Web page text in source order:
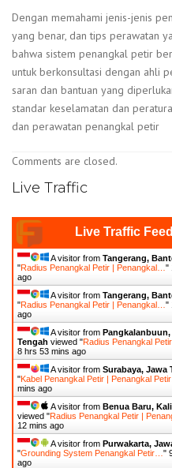
Dengan memahami jenis-jenis
yang benar, dan tips perawatan
bahwa sistem penangkal petir
untuk berkonsultasi dengan ahli
saran dan bantuan yang
standar keselamatan dan
dan perawatan penangkal petir
Comments are closed.
Live Traffic
Live Traffic Feed
A visitor from Tangerang,
"Radius Penangkal Petir | Penangkal… "
ago
A visitor from Tangerang,
"Radius Penangkal Petir | Penangkal… "
ago
A visitor from
Tengah viewed "Radius Penangkal
8 hrs 53 mins ago
A visitor from Surabaya, Jawa
"Kabel Penangkal Petir | Penangkal
mins ago
A visitor from Benua Baru,
viewed "Radius Penangkal Petir |
12 mins ago
A visitor from Purwakarta,
"Grounding System Penangkal Petir… "
ago